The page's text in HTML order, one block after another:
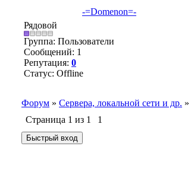
-=Domenon=-
Рядовой
Группа: Пользователи
Сообщений: 1
Репутация: 0
Статус: Offline
Форум » Сервера, локальной сети и др. »
Страница 1 из 1
1